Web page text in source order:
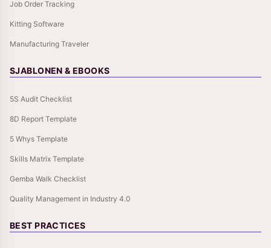
Job Order Tracking
Kitting Software
Manufacturing Traveler
SJABLONEN & EBOOKS
5S Audit Checklist
8D Report Template
5 Whys Template
Skills Matrix Template
Gemba Walk Checklist
Quality Management in Industry 4.0
BEST PRACTICES